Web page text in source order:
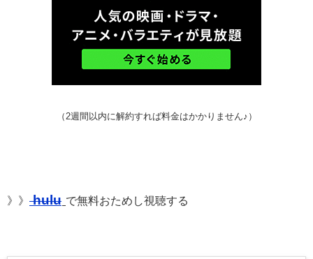
（2週間以内に解約すれば料金はかかりません♪）
》》 hulu で無料おためし視聴する